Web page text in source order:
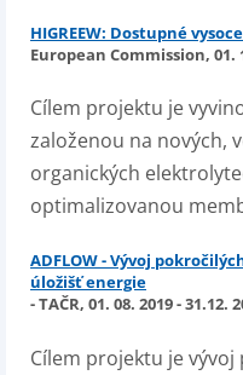
HIGREEW: Dostupné
European Commission, 01.
Cílem projektu je
založenou na nových,
organických
optimalizovanou
ADFLOW - Vývoj
úložišť energie
- TAČR, 01. 08. 2019 - 31.12.
Cílem projektu je